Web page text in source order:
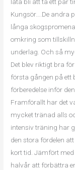
låta bli att ta ett par
Kungsör….De andra
långa
omkring som
underlag. Och så
Det blev riktigt bra
första gången på ett
förberedelse inför
Framförallt har det
mycket tränad alls
intensiv träning har
den stora fördelen
kort tid. Jämfört
halvår att förbättra